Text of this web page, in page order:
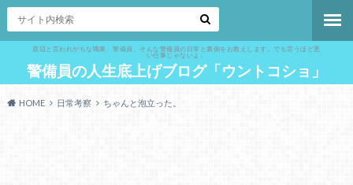
底辺と言われがちな職業、警備員。そんな警備員の日常と裏側をお教えします。でも言うほど悪
い仕事じゃないよ。
警備員の人生底上げブログ「ウントコショ」
HOME 日常考察 ちゃんと泡立った。